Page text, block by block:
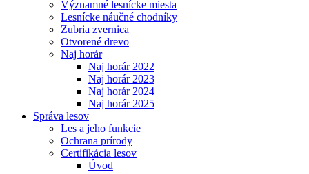
Významné lesnícke miesta
Lesnícke náučné chodníky
Zubria zvernica
Otvorené drevo
Naj horár
Naj horár 2022
Naj horár 2023
Naj horár 2024
Naj horár 2025
Správa lesov
Les a jeho funkcie
Ochrana prírody
Certifikácia lesov
Úvod